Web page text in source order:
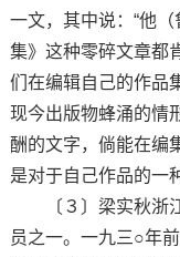
一文，其中说：“他
集》这种零碎文章都
们在编辑自己的作品
现今出版物蜂涌的情
酬的文字，倘能在编
是对于自己作品的一
〔３〕梁实秋浙江
员之一。一九三○年